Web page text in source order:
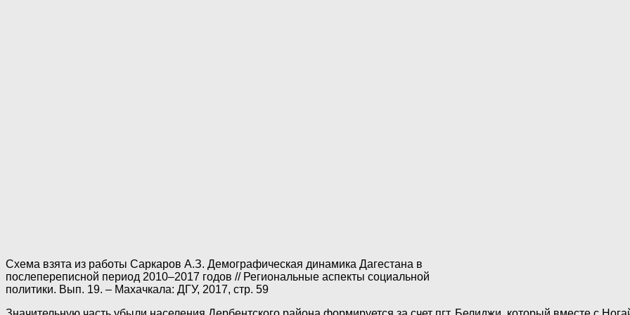
Схема взята из работы Саркаров А.З. Демографическая динамика Дагестана в
послепереписной период 2010–2017 годов // Региональные аспекты социальной
политики. Вып. 19. – Махачкала: ДГУ, 2017, стр. 59